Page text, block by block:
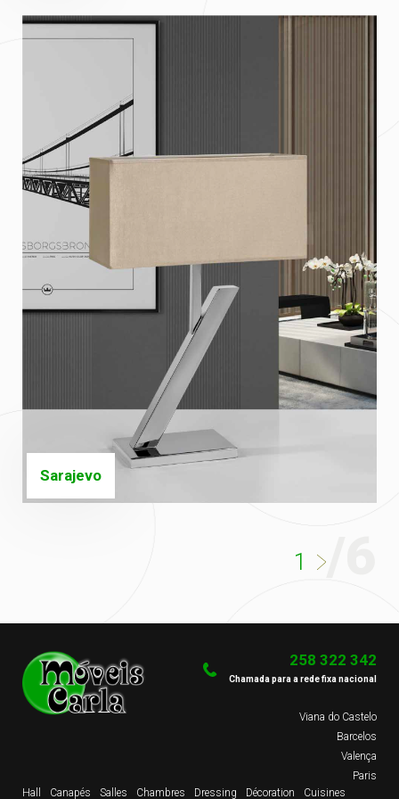
Sarajevo
1
Hall Canapés Salles Chambres Dressing Décoration Cuisines
258 322 342
Chamada para a rede fixa nacional
Viana do Castelo
Barcelos
Valença
Paris